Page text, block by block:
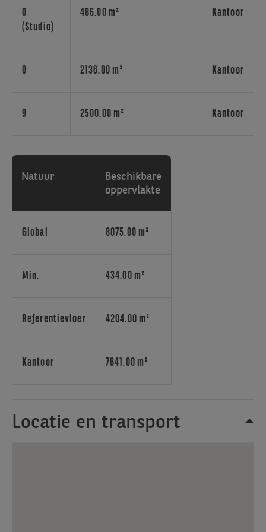
en
E40-
biedt
voor
zoals
een
kwalitatieve
afwerking,
en
van
ondersteunende
(zoals
businesscenter,
conciërgerie,
0
(Studio)
486.00 m² Kantoor
0 2136.00 m² Kantoor
9 2500.00 m² Kantoor
Natuur
Beschikbare
oppervlakte
Global 8075.00 m²
Min. 434.00 m²
Referentievloer 4204.00 m²
Kantoor 7641.00 m²
Locatie en transport